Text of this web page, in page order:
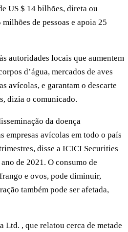
US $ 14 bilhões, direta ou
de pessoas e apoia 25
autoridades locais que aumentem
d’água, mercados de aves
avícolas, e garantam o descarte
dizia o comunicado.
da doença
empresas avícolas em todo o país
disse a ICICI Securities
de 2021. O consumo de
e ovos, pode diminuir,
também pode ser afetada,
Ltd. , que relatou cerca de metade